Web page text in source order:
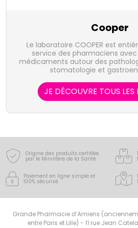
Cooper
Le laboratoire COOPER est
service des pharmaciens
médicaments autour des
stomatologie et
JE DÉCOUVRE TOUS LES
Origine des produits certifiée
par le Ministère de la Santé
Paiement en ligne simple et
100% sécurisé
Grande Pharmacie d’Amiens
entre Paris et Lille) - 11 rue Jean